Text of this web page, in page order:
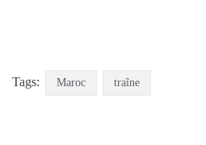
Tags: Maroc traîne